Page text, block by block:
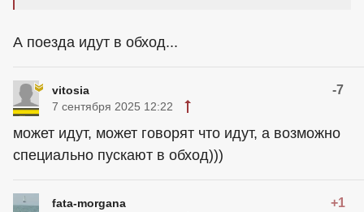
А поезда идут в обход...
vitosia -7
7 сентября 2025 12:22
может идут, может говорят что идут, а возможно
специально пускают в обход)))
fata-morgana +1